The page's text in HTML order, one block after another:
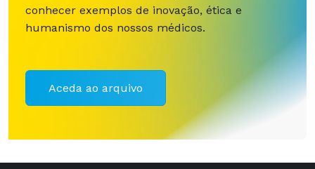
conhecer exemplos de inovação, ética e
humanismo dos nossos médicos.
Aceda ao arquivo